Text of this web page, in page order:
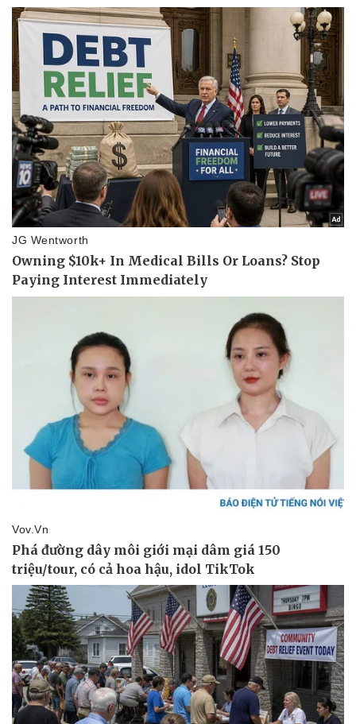
Pháp luật
Vụ án
Tin nóng
Tư vấn luật
Quân sự - Quốc phòng
Vũ khí
Việt Nam
Phân tích